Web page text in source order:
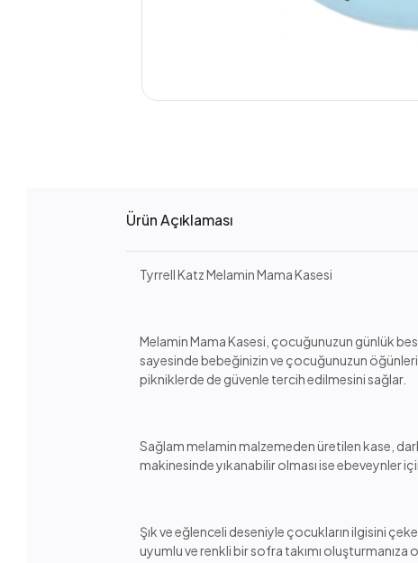
Ürün Açıklaması
Tyrrell Katz Melamin Mama Kasesi
Melamin Mama Kasesi, çocuğunuzun günlük
sayesinde bebeğinizin ve çocuğunuzun öğünlerini
pikniklerde de güvenle tercih edilmesini sağlar.
Sağlam melamin malzemeden üretilen kase,
makinesinde yıkanabilir olması ise ebeveynler
Şık ve eğlenceli deseniyle çocukların ilgisini
uyumlu ve renkli bir sofra takımı oluşturmanıza